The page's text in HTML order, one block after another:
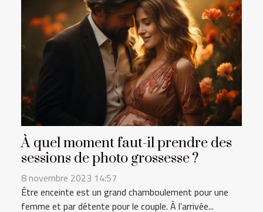
À quel moment faut-il prendre des
sessions de photo grossesse ?
8 novembre 2023 14:57
Être enceinte est un grand chamboulement pour une
femme et par détente pour le couple. À l’arrivée...